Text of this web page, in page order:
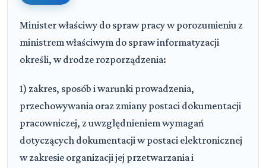
Minister właściwy do spraw pracy w porozumieniu z
ministrem właściwym do spraw informatyzacji
określi, w drodze rozporządzenia:
1) zakres, sposób i warunki prowadzenia,
przechowywania oraz zmiany postaci dokumentacji
pracowniczej, z uwzględnieniem wymagań
dotyczących dokumentacji w postaci elektronicznej
w zakresie organizacji jej przetwarzania i